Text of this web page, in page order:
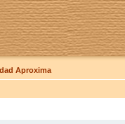
Aproxima